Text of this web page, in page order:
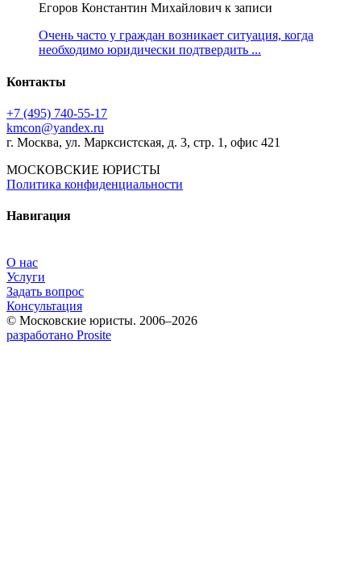
Егоров Константин Михайлович к записи
Очень часто у граждан возникает ситуация, когда
необходимо юридически подтвердить ...
Контакты
+7 (495) 740‑55‑17
kmcon@yandex.ru
г. Москва, ул. Марксистская, д. 3, стр. 1, офис 421
МОСКОВСКИЕ ЮРИСТЫ
Политика конфиденциальности
Навигация
О нас
Услуги
Задать вопрос
Консультация
© Московские юристы. 2006–2026
разработано Prosite